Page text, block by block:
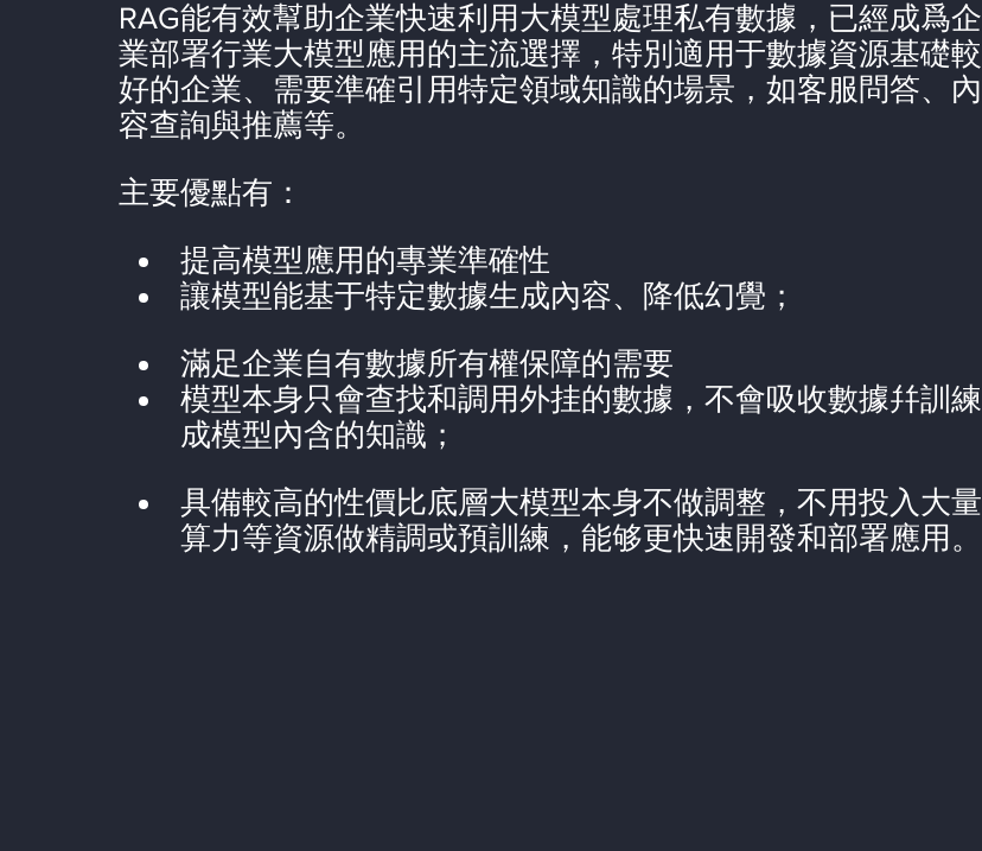
RAG能有效幫助企業快速利用大模型處理私有數據，已經成爲企
業部署行業大模型應用的主流選擇，特別適用于數據資源基礎較
好的企業、需要準確引用特定領域知識的場景，如客服問答、內
容查詢與推薦等。
主要優點有：
提高模型應用的專業準確性
讓模型能基于特定數據生成內容、降低幻覺；
滿足企業自有數據所有權保障的需要
模型本身只會查找和調用外挂的數據，不會吸收數據幷訓練
成模型內含的知識；
具備較高的性價比底層大模型本身不做調整，不用投入大量
算力等資源做精調或預訓練，能够更快速開發和部署應用。